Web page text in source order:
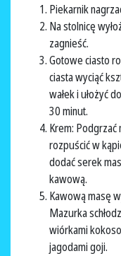
Piekarnik
Na stolnicę
zagnieść.
Gotowe ciasto
ciasta wyciąć
wałek i ułożyć
30 minut.
Krem:
rozpuścić w
dodać serek
kawową.
Kawową masę
Mazurka
wiórkami
jagodami goji.